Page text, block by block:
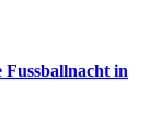
Fussballnacht in